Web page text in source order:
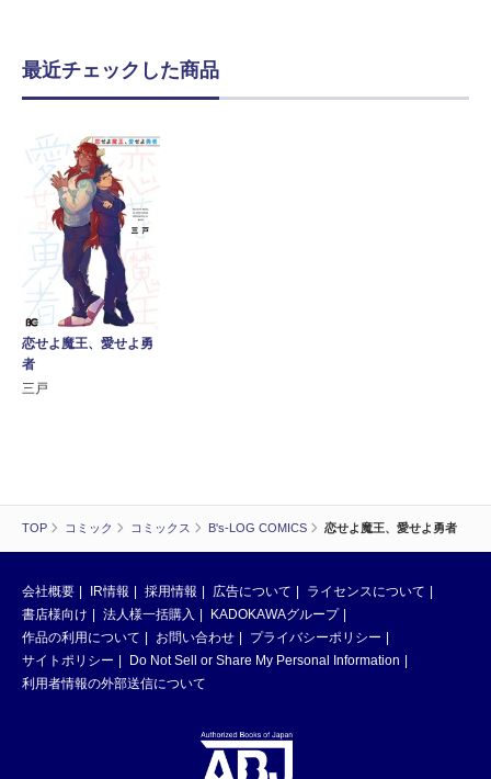
TOP コミック コミックス B's-LOG COMICS 恋せよ魔王、愛せよ勇者
最近チェックした商品
恋せよ魔王、愛せよ勇
者
三戸
会社概要 IR情報 採用情報 広告について
ライセンスについて
書店様向け
法人様一括購入
KADOKAWAグループ
作品の利用について
お問い合わせ
プライバシーポリシー
サイトポリシー
Do Not Sell or Share My Personal Information
利用者情報の外部送信について